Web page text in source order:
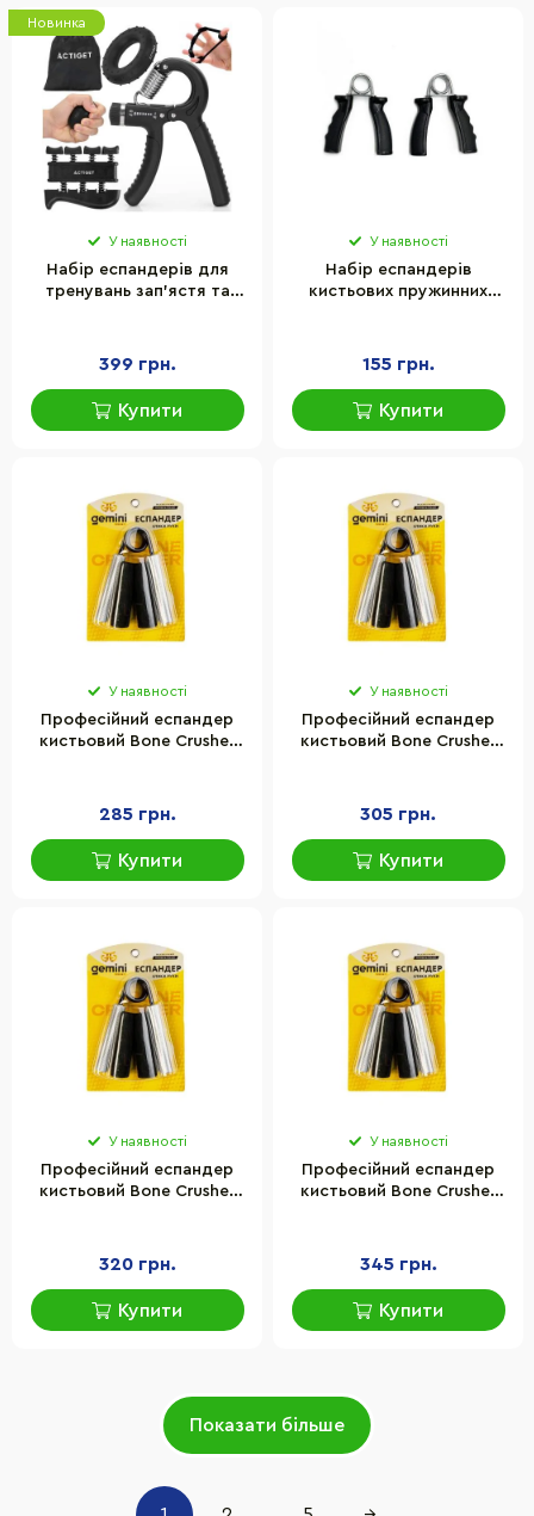
Новинка
У наявності
Набір еспандерів для
тренувань зап'ястя та
399 грн.
Купити
У наявності
Набір еспандерів
кистьових пружинних
155 грн.
Купити
У наявності
Професійний еспандер
кистьовий Bone Crusher
285 грн.
Купити
У наявності
Професійний еспандер
кистьовий Bone Crusher
305 грн.
Купити
У наявності
Професійний еспандер
кистьовий Bone Crusher
320 грн.
Купити
У наявності
Професійний еспандер
кистьовий Bone Crusher
345 грн.
Купити
Показати більше